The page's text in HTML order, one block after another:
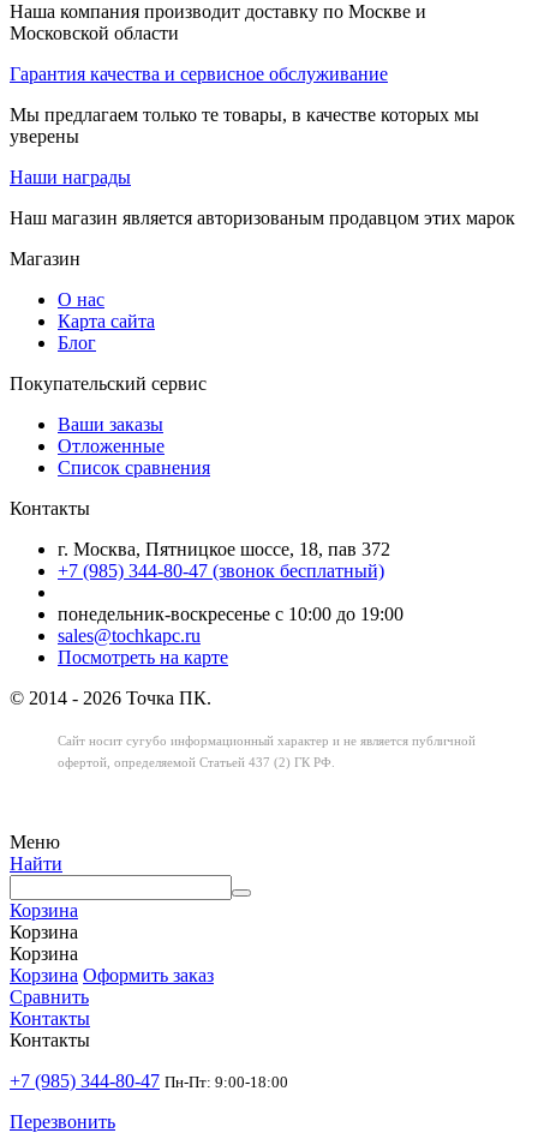
Наша компания производит доставку по Москве и
Московской области
Гарантия качества и сервисное обслуживание
Мы предлагаем только те товары, в качестве которых мы
уверены
Наши награды
Наш магазин является авторизованым продавцом этих марок
Магазин
О нас
Карта сайта
Блог
Покупательский сервис
Ваши заказы
Отложенные
Список сравнения
Контакты
г. Москва, Пятницкое шоссе, 18, пав 372
+7 (985) 344-80-47 (звонок бесплатный)
понедельник-воскресенье с 10:00 до 19:00
sales@tochkapc.ru
Посмотреть на карте
© 2014 - 2026 Точка ПК.
Сайт носит сугубо информационный характер и не является публичной
офертой, определяемой Статьей 437 (2) ГК РФ.
Меню
Найти
Корзина
Корзина
Корзина
Корзина Оформить заказ
Сравнить
Контакты
Контакты
+7 (985) 344-80-47 Пн-Пт: 9:00-18:00
Перезвонить